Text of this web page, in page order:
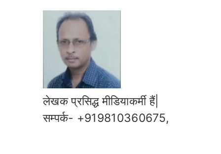
लेखक प्रसिद्ध मीडियाकर्मी हैं|
सम्पर्क- +919810360675,